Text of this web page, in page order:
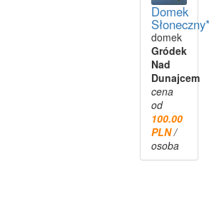
Domek
domek
Gródek
Nad
Dunajcem
cena
od
100.00
PLN/
osoba